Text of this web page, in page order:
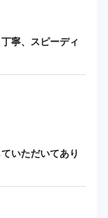
寧、スピーディ
いただいてあり